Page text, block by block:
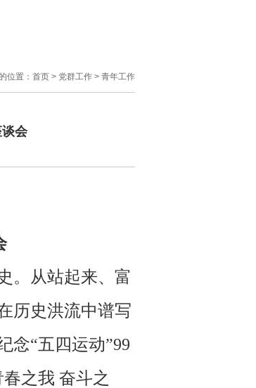
位置： 首页 > 党群工作 > 青年工作
会
。从站起来、富
历史洪流中谱写
念“五四运动”99
之我 奋斗之